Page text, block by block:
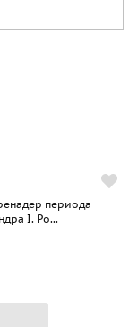
периода
I. Ро...